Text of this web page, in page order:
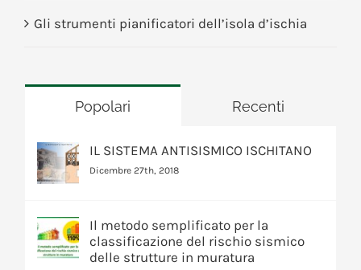
Gli strumenti pianificatori dell’isola d’ischia
Popolari Recenti
IL SISTEMA ANTISISMICO ISCHITANO
Dicembre 27th, 2018
Il metodo semplificato per la
classificazione del rischio sismico
delle strutture in muratura